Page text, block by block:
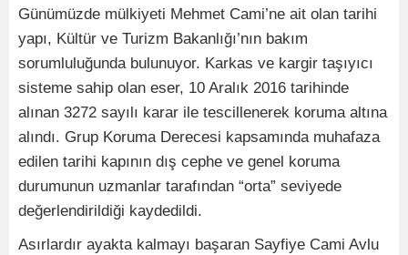
Günümüzde mülkiyeti Mehmet Cami’ne ait olan tarihi
yapı, Kültür ve Turizm Bakanlığı’nın bakım
sorumluluğunda bulunuyor. Karkas ve kargir taşıyıcı
sisteme sahip olan eser, 10 Aralık 2016 tarihinde
alınan 3272 sayılı karar ile tescillenerek koruma altına
alındı. Grup Koruma Derecesi kapsamında muhafaza
edilen tarihi kapının dış cephe ve genel koruma
durumunun uzmanlar tarafından “orta” seviyede
değerlendirildiği kaydedildi.
Asırlardır ayakta kalmayı başaran Sayfiye Cami Avlu